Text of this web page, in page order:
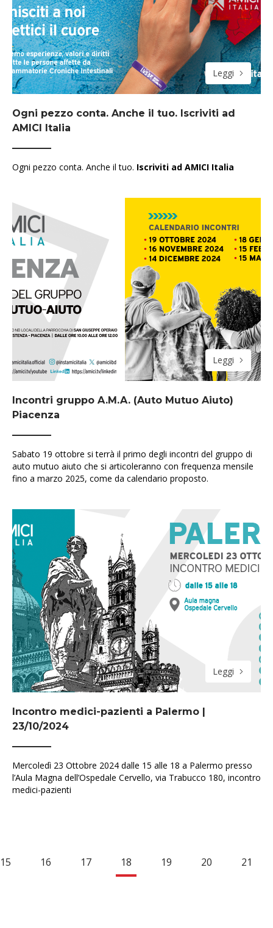
Leggi
Ogni pezzo conta. Anche il tuo. Iscriviti ad
AMICI Italia
Ogni pezzo conta. Anche il tuo. Iscriviti ad AMICI Italia
Leggi
Incontri gruppo A.M.A. (Auto Mutuo Aiuto)
Piacenza
Sabato 19 ottobre si terrà il primo degli incontri del gruppo di
auto mutuo aiuto che si articoleranno con frequenza mensile
fino a marzo 2025, come da calendario proposto.
Leggi
Incontro medici-pazienti a Palermo |
23/10/2024
Mercoledì 23 Ottobre 2024 dalle 15 alle 18 a Palermo presso
l’Aula Magna dell’Ospedale Cervello, via Trabucco 180, incontro
medici-pazienti
15 16 17 18 19 20 21